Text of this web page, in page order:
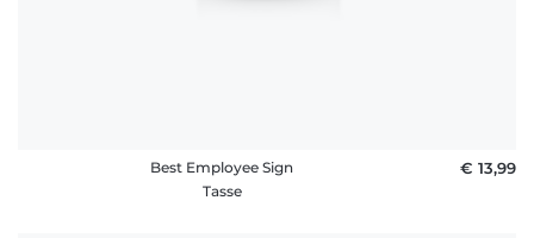
Best Employee Sign
Tasse
€ 13,99